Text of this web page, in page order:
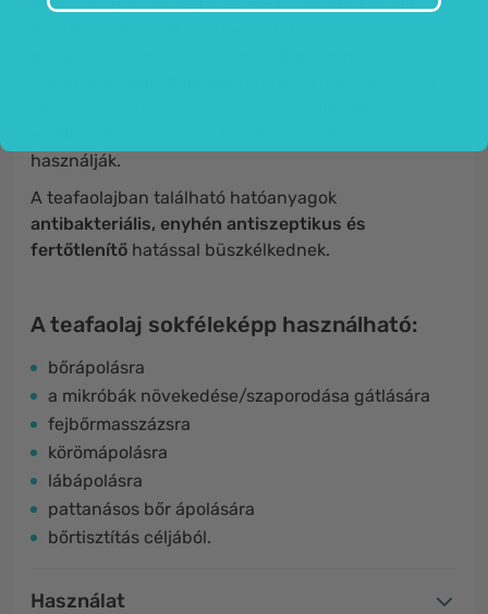
használják.
A teafaolajban található hatóanyagok
antibakteriális, enyhén antiszeptikus és
fertőtlenítő hatással büszkélkednek.
A teafaolaj sokféleképp használható:
bőrápolásra
a mikróbák növekedése/szaporodása gátlására
fejbőrmasszázsra
körömápolásra
lábápolásra
pattanásos bőr ápolására
bőrtisztítás céljából.
Használat